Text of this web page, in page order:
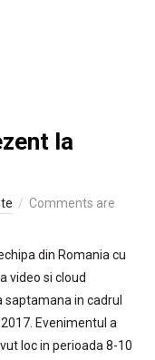
la
Comments are
din Romania cu
video si cloud
in cadrul
Evenimentul a
loc in perioada 8-10